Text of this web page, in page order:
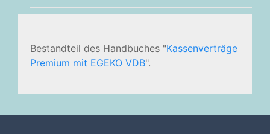
Bestandteil des Handbuches "Kassenverträge
Premium mit EGEKO VDB".